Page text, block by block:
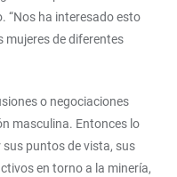
“Nos ha interesado esto
mujeres de diferentes
o negociaciones
masculina. Entonces lo
puntos de vista, sus
en torno a la minería,